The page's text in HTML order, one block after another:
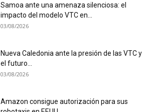
Samoa ante una amenaza silenciosa: el
impacto del modelo VTC en...
03/08/2026
Nueva Caledonia ante la presión de las VTC y
el futuro...
03/08/2026
Amazon consigue autorización para sus